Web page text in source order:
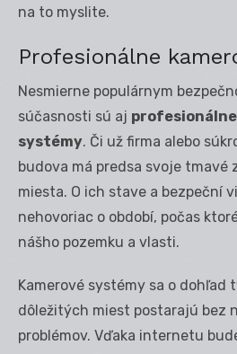
na to myslite.
Profesionálne
Nesmierne populárnym
súčasnosti sú aj
systémy. Či už firma alebo
budova má predsa svoje tmavé
miesta. O ich stave a bezpeční
nehovoriac o období, počas
nášho pozemku a vlasti.
Kamerové systémy sa o dohľad
dôležitých miest postarajú bez
problémov. Vďaka internetu